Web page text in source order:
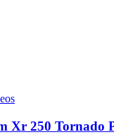
Xr 250 Tornado